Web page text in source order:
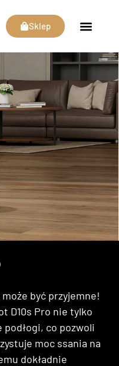
Sklep
być przyjemne!
D10s Pro nie tylko
co pozwoli
moc ssania na
dokładnie